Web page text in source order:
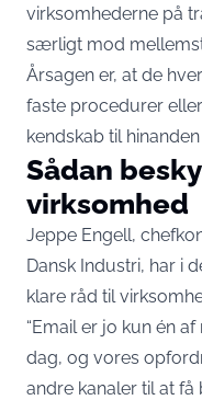
virksomhederne på
særligt mod
Årsagen er, at de
faste procedurer
kendskab til
Sådan
virksomhed
Jeppe Engell,
Dansk Industri, har i
klare råd til
“Email er jo kun én
dag, og vores
andre kanaler til at